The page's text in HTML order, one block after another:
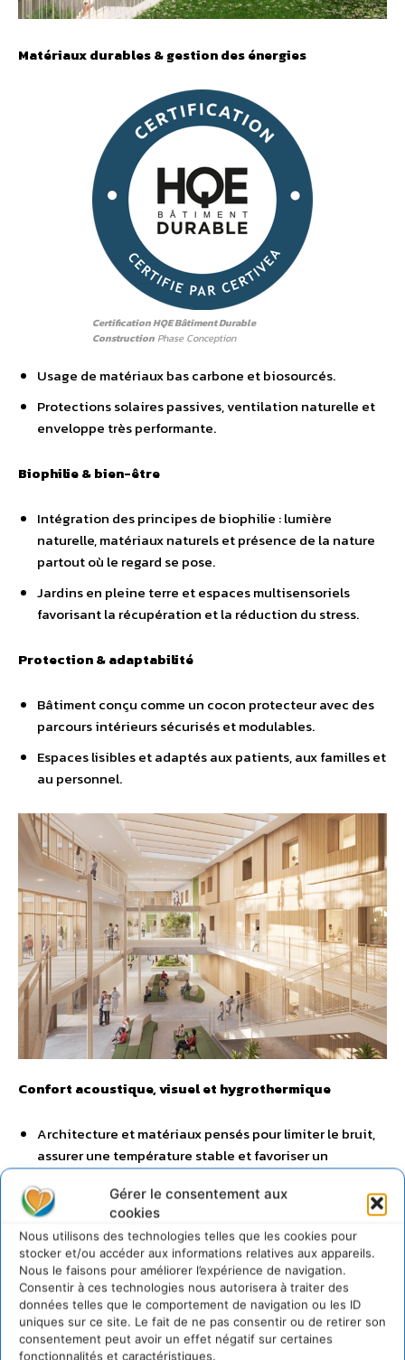
Gérer le consentement aux
cookies
Nous utilisons des technologies telles que les cookies pour
stocker et/ou accéder aux informations relatives aux appareils.
Nous le faisons pour améliorer l’expérience de navigation.
Consentir à ces technologies nous autorisera à traiter des
données telles que le comportement de navigation ou les ID
uniques sur ce site. Le fait de ne pas consentir ou de retirer son
consentement peut avoir un effet négatif sur certaines
fonctionnalités et caractéristiques.
Matériaux durables & gestion des énergies
Certification HQE Bâtiment Durable
Construction Phase Conception
Usage de matériaux bas carbone et biosourcés.
Protections solaires passives, ventilation naturelle et
enveloppe très performante.
Biophilie & bien-être
Intégration des principes de biophilie : lumière
naturelle, matériaux naturels et présence de la nature
partout où le regard se pose.
Jardins en pleine terre et espaces multisensoriels
favorisant la récupération et la réduction du stress.
Protection & adaptabilité
Bâtiment conçu comme un cocon protecteur avec des
parcours intérieurs sécurisés et modulables.
Espaces lisibles et adaptés aux patients, aux familles et
au personnel.
Confort acoustique, visuel et hygrothermique
Architecture et matériaux pensés pour limiter le bruit,
assurer une température stable et favoriser un
Environnement Paris : « Le projet de
l’Institut Robert Debré du Cerveau de
l’Enfant est un bâtiment bioclimatique,
bas-carbone et économe en énergie, qui joue
avec la lumière naturelle, la ventilation
passive, la végétalisation omniprésente